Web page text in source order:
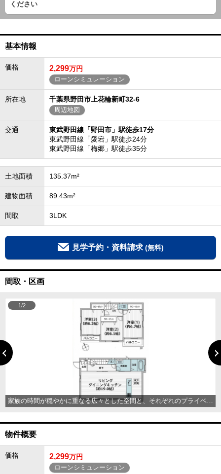
ください
基本情報
価格 2,299万円
ローンシミュレーション
所在地 千葉県野田市上花輪新町32-6
周辺地図
交通
東武野田線「野田市」駅徒歩17分
東武野田線「愛宕」駅徒歩24分
東武野田線「梅郷」駅徒歩35分
土地面積 135.37m²
建物面積 89.43m²
間取 3LDK
見学予約・資料請求 (無料)
間取・区画
家族の時間が穏やかに重なる広々とした空間と、それぞれのプライベートな領域が調和した住まいです。機能的な動線とゆとりある設計が、日々の暮らしに心地よい静けさと健やかな安らぎをもたらしてくれます
1/2
物件概要
価格 2,299万円
ローンシミュレーション